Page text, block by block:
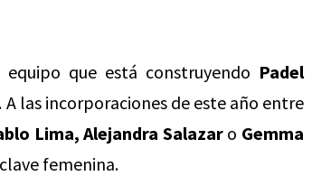
que está construyendo Padel
las incorporaciones de este año entre
Lima, Alejandra Salazaro Gemma
femenina.